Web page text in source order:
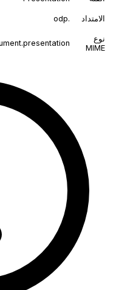
الامتداد .odp
نوع
MIME